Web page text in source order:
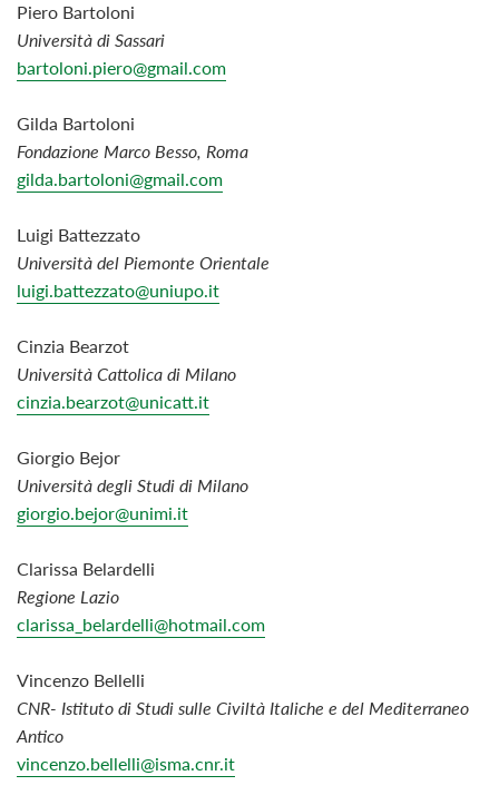
Piero Bartoloni
Università di Sassari
bartoloni.piero@gmail.com
Gilda Bartoloni
Fondazione Marco Besso, Roma
gilda.bartoloni@gmail.com
Luigi Battezzato
Università del Piemonte Orientale
luigi.battezzato@uniupo.it
Cinzia Bearzot
Università Cattolica di Milano
cinzia.bearzot@unicatt.it
Giorgio Bejor
Università degli Studi di Milano
giorgio.bejor@unimi.it
Clarissa Belardelli
Regione Lazio
clarissa_belardelli@hotmail.com
Vincenzo Bellelli
CNR- Istituto di Studi sulle Civiltà Italiche e del Mediterraneo
Antico
vincenzo.bellelli@isma.cnr.it